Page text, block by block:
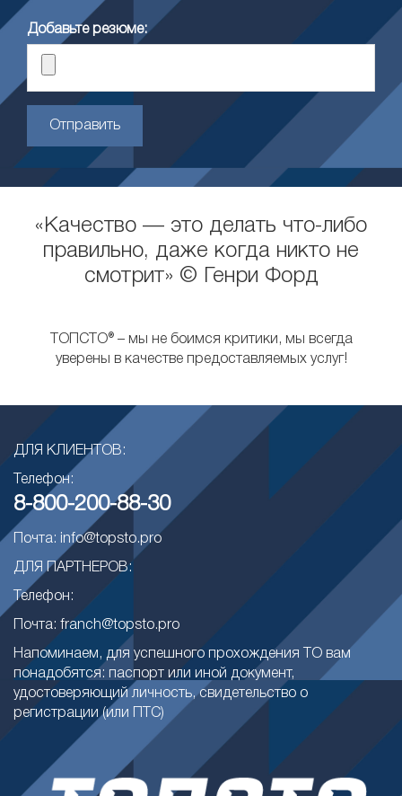
Добавьте резюме:
Отправить
«Качество — это делать что-либо
правильно, даже когда никто не
смотрит» © Генри Форд
ТОПСТО® – мы не боимся критики, мы всегда
уверены в качестве предоставляемых услуг!
ДЛЯ КЛИЕНТОВ:
Телефон:
8-800-200-88-30
Почта: info@topsto.pro
ДЛЯ ПАРТНЕРОВ:
Телефон:
Почта: franch@topsto.pro
Напоминаем, для успешного прохождения ТО вам
понадобятся: паспорт или иной документ,
удостоверяющий личность, свидетельство о
регистрации (или ПТС)